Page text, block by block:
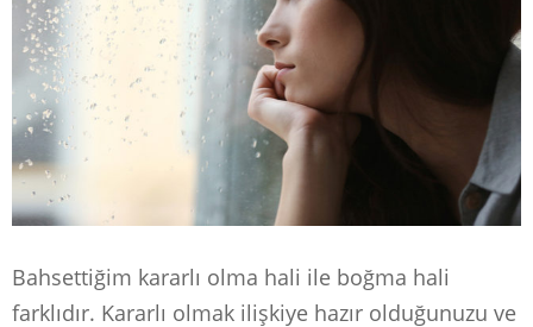
Bahsettiğim kararlı olma hali ile boğma hali
farklıdır. Kararlı olmak ilişkiye hazır olduğunuzu ve